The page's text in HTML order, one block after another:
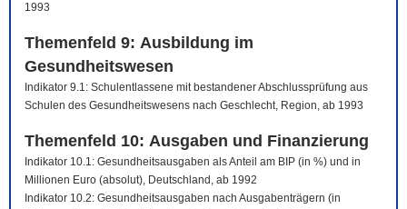
1993
Themenfeld 9: Ausbildung im
Gesundheitswesen
Indikator 9.1: Schulentlassene mit bestandener Abschlussprüfung aus
Schulen des Gesundheitswesens nach Geschlecht, Region, ab 1993
Themenfeld 10: Ausgaben und Finanzierung
Indikator 10.1: Gesundheitsausgaben als Anteil am BIP (in %) und in
Millionen Euro (absolut), Deutschland, ab 1992
Indikator 10.2: Gesundheitsausgaben nach Ausgabenträgern (in